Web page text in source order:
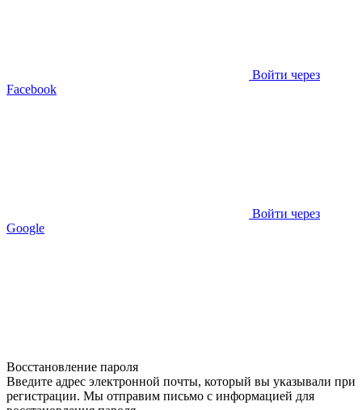
Войти через
Facebook
Войти через
Google
Восстановление пароля
Введите адрес электронной почты, который вы указывали при
регистрации. Мы отправим письмо с информацией для